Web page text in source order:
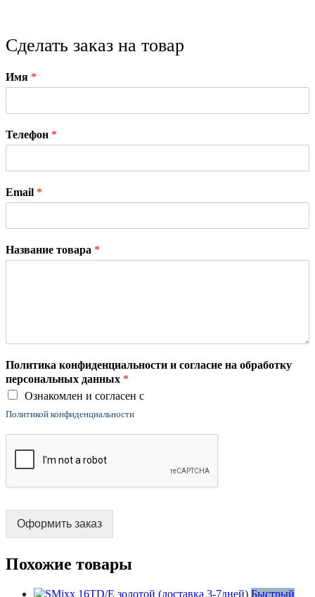
Сделать заказ на товар
Имя *
Телефон *
Email *
Название товара *
Политика конфиденциальности и согласие на обработку
персональных данных *
Ознакомлен и согласен с
Политикой конфиденциальности
Оформить заказ
Похожие товары
Быстрый